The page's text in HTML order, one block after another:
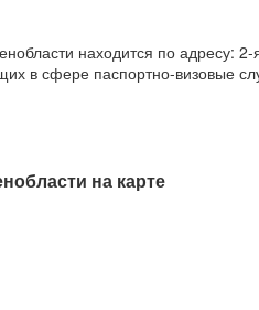
находится по адресу: 2-
в сфере паспортно-визовые
на карте